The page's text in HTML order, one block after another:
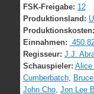
FSK-Freigabe: 12
Produktionsland:
Produktionskosten:
Einnahmen:
Regisseur: J.J.
Schauspieler: Alice
Cumberbatch,
John Cho, Jon Lee